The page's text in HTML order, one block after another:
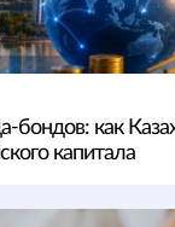
бондов: как
капитала